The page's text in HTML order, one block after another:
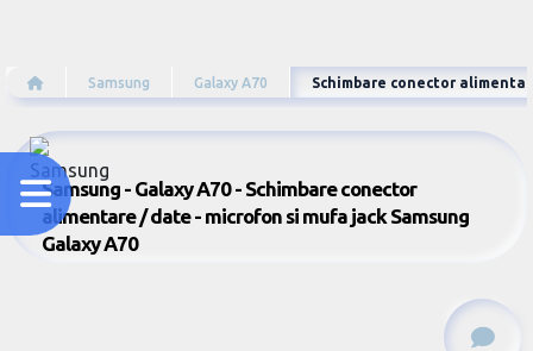
Samsung Galaxy A70 Schimbare conector
Samsung - Galaxy A70 - Schimbare conector
alimentare / date - microfon si mufa jack Samsung
Galaxy A70